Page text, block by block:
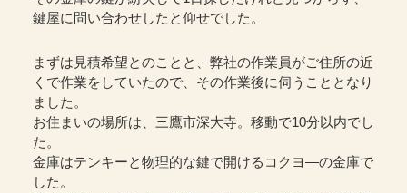
鍵屋に問い合わせしたと仰せでした。
まずは見積希望とのことと、弊社の作業員がご住所の近
くで作業をしていたので、その作業後に伺うこととなり
ました。
お住まいの場所は、三鷹市深大寺。移動で10分以内でし
た。
金庫はテンキーと物理的な鍵で開けるコクヨ―の金庫で
した。